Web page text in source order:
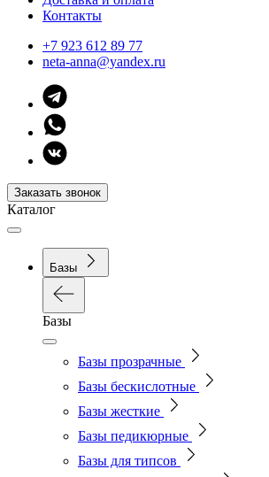
Контакты
+7 923 612 89 77
neta-anna@yandex.ru
Заказать звонок
Каталог
Базы
Базы
Базы прозрачные
Базы бескислотные
Базы жесткие
Базы педикюрные
Базы для типсов